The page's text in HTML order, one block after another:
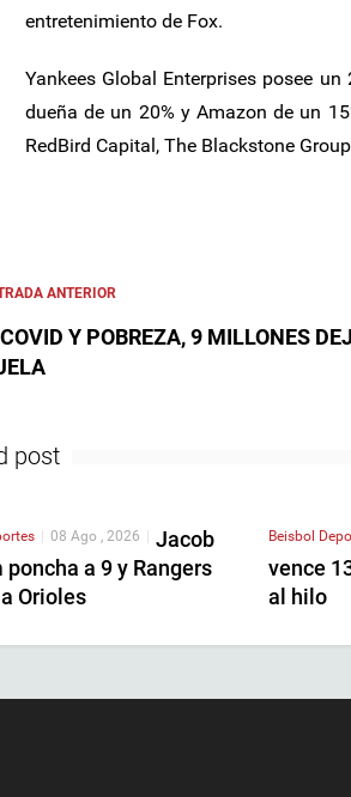
entretenimiento de Fox.
Yankees Global Enterprises posee
dueña de un 20% y Amazon de un
RedBird Capital, The Blackstone
ANTERIOR
Y POBREZA, 9 MILLONES
post
| 08 Ago , 2026 | Jacob
poncha a 9 y Rangers
Orioles
Beisbol
vence
al hilo